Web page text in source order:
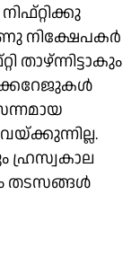
നിക്ഷേപകർ
താഴ്ന്നിട്ടാകും
ഹ്രസ്വകാല
ഉം തടസങ്ങൾ